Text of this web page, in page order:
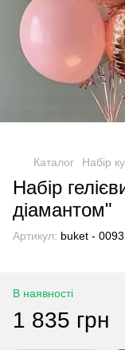
Каталог Набір
Набір
діамантом"
Артикул: buket - 0093
В наявності
1 835 грн